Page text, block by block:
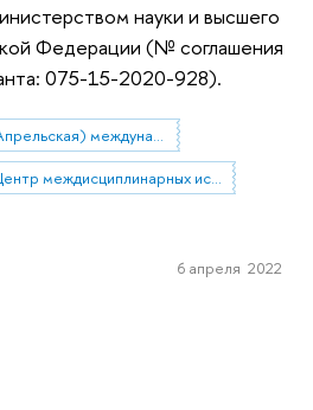
науки и высшего
Федерации (№ соглашения
075-15-2020-928).
XXIII Ясинская (Апрельская) международная научная конференция
НЦМУ "Центр междисциплинарных исследований человеческого потенциала"
6 апреля 2022